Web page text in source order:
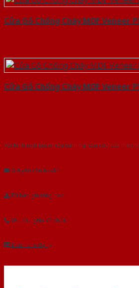
Cửa Gỗ Chống Cháy MDF Veneer
Cửa Gỗ Chống Cháy MDF Veneer
Với kinh nghiệm nhiêu năm nghiên cứu cửa theo
Gửi yêu cầu tư vấn
Tải báo giá tổng hợp
Yêu cầu gọi lại (3 phút)
Dành cho đại lý